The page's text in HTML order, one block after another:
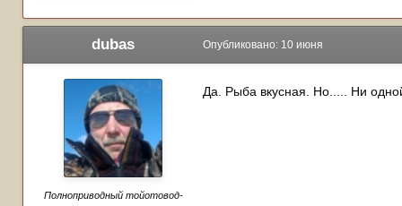
dubas
Полноприводный тойотовод-
Опубликовано: 10 июня
Да. Рыба вкусная. Но..... Ни